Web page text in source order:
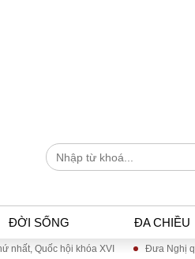
ĐỜI SỐNG ĐA CHIỀU
hội khóa XVI Đưa Nghị quyết